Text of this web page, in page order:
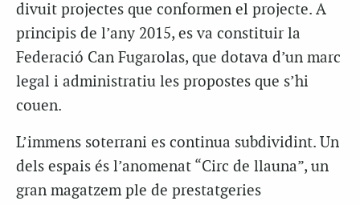
divuit projectes que conformen el projecte. A
principis de l’any 2015, es va constituir la
Federació Can Fugarolas, que dotava d’un marc
legal i administratiu les propostes que s’hi
couen.
L’immens soterrani es continua subdividint. Un
dels espais és l’anomenat “Circ de llauna”, un
gran magatzem ple de prestatgeries